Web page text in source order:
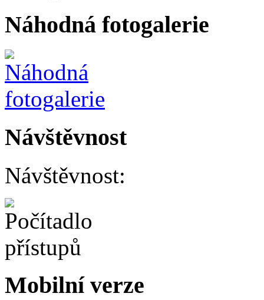
Náhodná fotogalerie
Návštěvnost
Návštěvnost:
Mobilní verze